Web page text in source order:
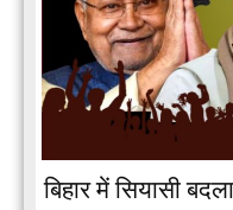
बिहार में सियासी